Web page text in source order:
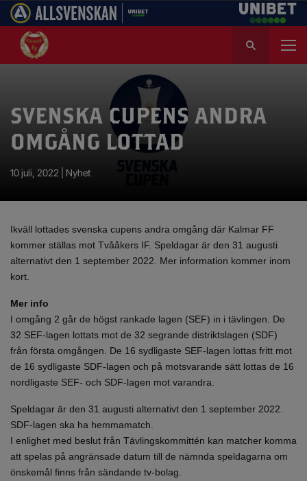
k
SVENSKA CUPENS ANDRA
OMGÅNG LOTTAD
10 juli, 2022 | Nyhet
Ikväll lottades svenska cupens andra omgång där Kalmar FF
kommer ställas mot Tvååkers IF. Speldagar är den 31 augusti
alternativt den 1 september 2022. Mer information kommer inom
kort.
Mer info
I omgång 2 går de högst rankade lagen (SEF) in i tävlingen. De
32 SEF-lagen lottats mot de 32 segrande distriktslagen (SDF)
från första omgången. De 16 sydligaste SEF-lagen lottas fritt mot
de 16 sydligaste SDF-lagen och på motsvarande sätt lottas de 16
nordligaste SEF- och SDF-lagen mot varandra.
Speldagar är den 31 augusti alternativt den 1 september 2022.
SDF-lagen ska ha hemmamatch.
I enlighet med beslut från Tävlingskommittén kan matcher komma
att spelas på angränsade datum till de nämnda speldagarna om
önskemål finns från sändande tv-bolag.